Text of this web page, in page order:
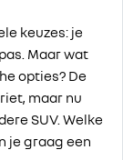
keuzes: je
Maar wat
opties? De
maar nu
SUV. Welke
je graag een